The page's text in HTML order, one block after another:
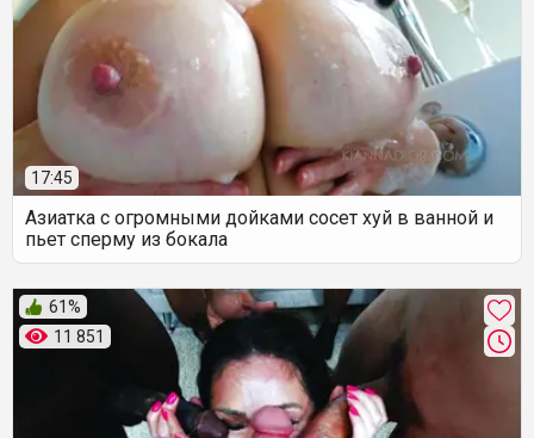
17:45
Азиатка с огромными дойками сосет хуй в ванной и
пьет сперму из бокала
11 851
61%